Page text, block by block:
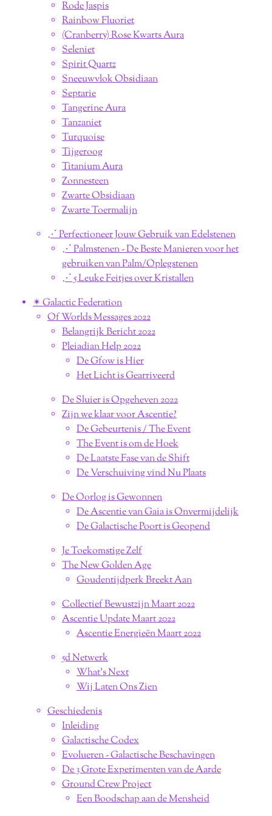
Rode Jaspis
Rainbow Fluoriet
(Cranberry) Rose Kwarts Aura
Seleniet
Spirit Quartz
Sneeuwvlok Obsidiaan
Septarie
Tangerine Aura
Tanzaniet
Turquoise
Tijgeroog
Titanium Aura
Zonnesteen
Zwarte Obsidiaan
Zwarte Toermalijn
⋰ Perfectioneer Jouw Gebruik van Edelstenen
⋰ Palmstenen - De Beste Manieren voor het
gebruiken van Palm/Oplegstenen
⋰ 5 Leuke Feitjes over Kristallen
✴︎ Galactic Federation
Of Worlds Messages 2022
Belangrijk Bericht 2022
Pleiadian Help 2022
De Gfow is Hier
Het Licht is Gearriveerd
De Sluier is Opgeheven 2022
Zijn we klaar voor Ascentie?
De Gebeurtenis / The Event
The Event is om de Hoek
De Laatste Fase van de Shift
De Verschuiving vind Nu Plaats
De Oorlog is Gewonnen
De Ascentie van Gaia is Onvermijdelijk
De Galactische Poort is Geopend
Je Toekomstige Zelf
The New Golden Age
Goudentijdperk Breekt Aan
Collectief Bewustzijn Maart 2022
Ascentie Update Maart 2022
Ascentie Energieën Maart 2022
5d Netwerk
What's Next
Wij Laten Ons Zien
Geschiedenis
Inleiding
Galactische Codex
Evolueren - Galactische Beschavingen
De 3 Grote Experimenten van de Aarde
Ground Crew Project
Een Boodschap aan de Mensheid